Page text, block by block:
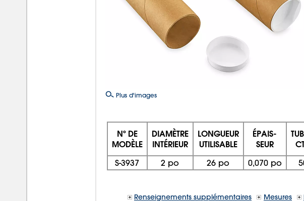
Plus d'images
Nº DE
MODÈLE
DIAMÈTRE
INTÉRIEUR
LONGUEUR
UTILISABLE
ÉPAIS-
SEUR
S-3937 2 po 26 po 0,070 po
Renseignements supplémentaires Mesures